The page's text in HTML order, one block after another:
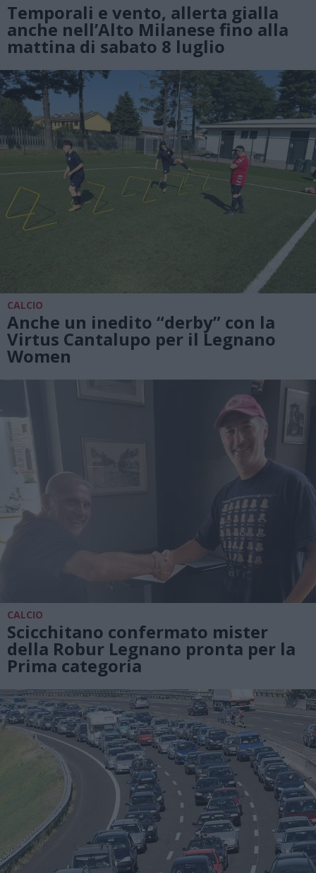
Temporali e vento, allerta gialla
anche nell’Alto Milanese fino alla
mattina di sabato 8 luglio
CALCIO
Anche un inedito “derby” con la
Virtus Cantalupo per il Legnano
Women
CALCIO
Scicchitano confermato mister
della Robur Legnano pronta per la
Prima categoria